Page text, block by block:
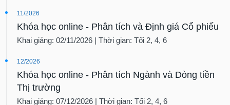
Khóa học online - Phân tích và Định giá Cổ phiếu
Khai giảng: 02/11/2026 | Thời gian: Tối 2, 4, 6
Khóa học online - Phân tích Ngành và Dòng tiền
Thị trường
Khai giảng: 07/12/2026 | Thời gian: Tối 2, 4, 6